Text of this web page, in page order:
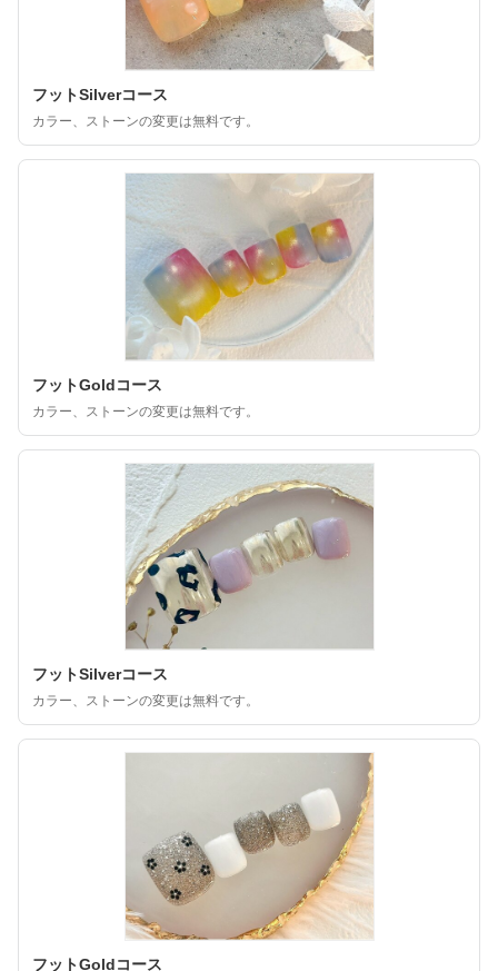
フットSilverコース
カラー、ストーンの変更は無料です。
フットGoldコース
カラー、ストーンの変更は無料です。
フットSilverコース
カラー、ストーンの変更は無料です。
フットGoldコース